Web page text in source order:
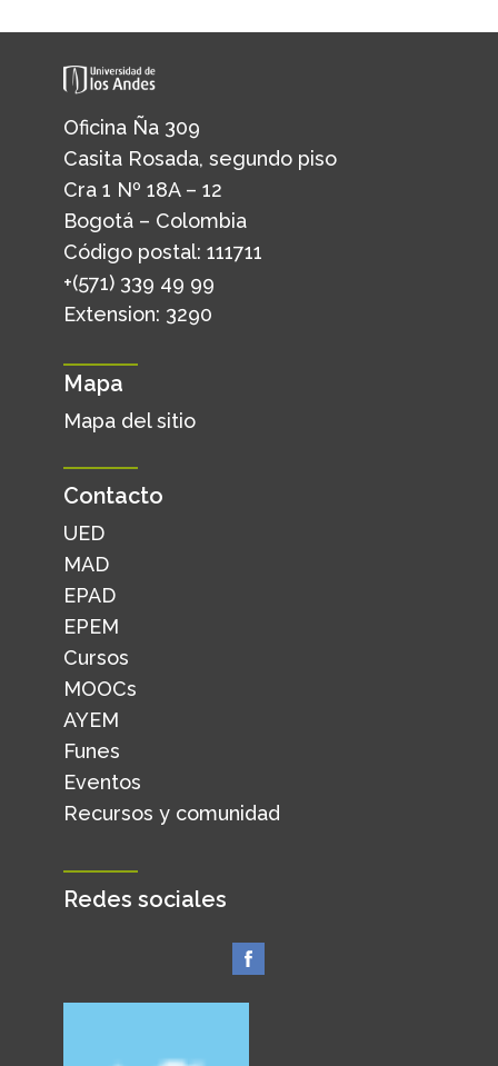
Oficina Ña 309
Casita Rosada, segundo piso
Cra 1 Nº 18A – 12
Bogotá – Colombia
Código postal: 111711
+(571) 339 49 99
Extension: 3290
Mapa
Mapa del sitio
Contacto
UED
MAD
EPAD
EPEM
Cursos
MOOCs
AYEM
Funes
Eventos
Recursos y comunidad
Redes sociales